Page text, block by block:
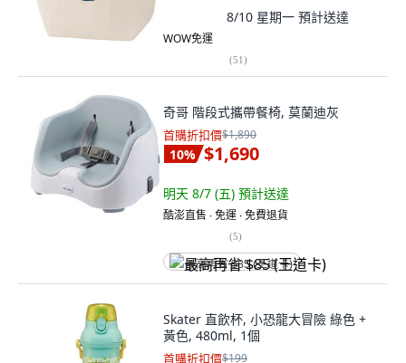
8/10 星期一 預計送達
WOW免運
(51)
奇哥 階段式攜帶餐椅, 莫蘭迪灰
首購折扣價$1,890
10% $1,690
明天 8/7 (五) 預計送達
酷澎直售 ∙ 免運 ∙ 免費退貨
(5)
最高再省 $85 (王道卡)
Skater 直飲杯, 小恐龍大冒險 綠色 +
黃色, 480ml, 1個
首購折扣價$199